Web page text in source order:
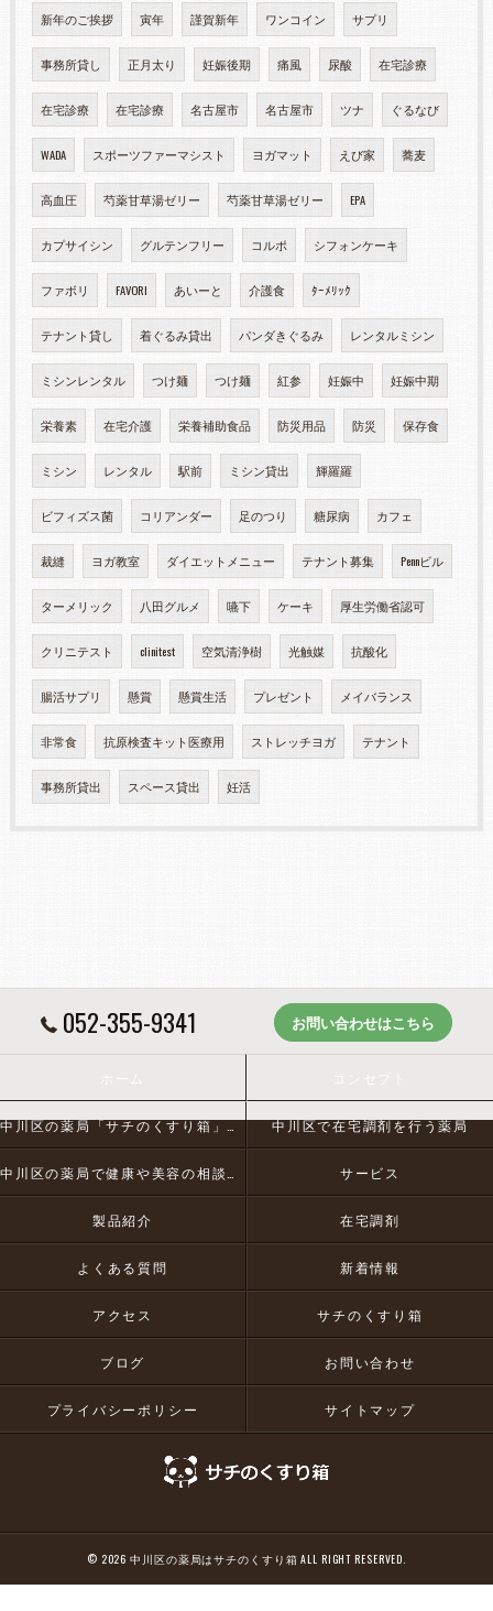
新年のご挨拶 寅年 謹賀新年 ワンコイン サプリ
事務所貸し 正月太り 妊娠後期 痛風 尿酸 在宅診療
在宅診療 在宅診療 名古屋市 名古屋市 ツナ ぐるなび
WADA スポーツファーマシスト ヨガマット えび家 蕎麦
高血圧 芍薬甘草湯ゼリー 芍薬甘草湯ゼリー EPA
カプサイシン グルテンフリー コルポ シフォンケーキ
ファボリ FAVORI あいーと 介護食 ﾀｰﾒﾘｯｸ
テナント貸し 着ぐるみ貸出 パンダきぐるみ レンタルミシン
ミシンレンタル つけ麺 つけ麺 紅参 妊娠中 妊娠中期
栄養素 在宅介護 栄養補助食品 防災用品 防災 保存食
ミシン レンタル 駅前 ミシン貸出 輝羅羅
ビフィズス菌 コリアンダー 足のつり 糖尿病 カフェ
裁縫 ヨガ教室 ダイエットメニュー テナント募集 Pennビル
ターメリック 八田グルメ 嚥下 ケーキ 厚生労働省認可
クリニテスト clinitest 空気清浄樹 光触媒 抗酸化
腸活サプリ 懸賞 懸賞生活 プレゼント メイバランス
非常食 抗原検査キット医療用 ストレッチヨガ テナント
事務所貸出 スペース貸出 妊活
052-355-9341 お問い合わせはこちら
中川区の薬局「サチのくすり箱」とは 中川区で在宅調剤を行う薬局
サービス
製品紹介 在宅調剤
よくある質問 新着情報
アクセス サチのくすり箱
ブログ お問い合わせ
プライバシーポリシー サイトマップ
© 2026 中川区の薬局はサチのくすり箱 ALL RIGHT RESERVED.